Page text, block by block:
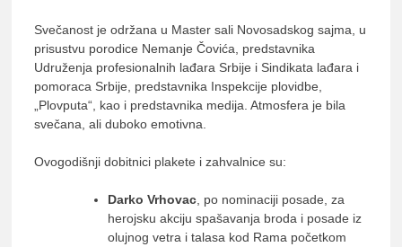
Svečanost je održana u Master sali Novosadskog sajma, u
prisustvu porodice Nemanje Čovića, predstavnika
Udruženja profesionalnih lađara Srbije i Sindikata lađara i
pomoraca Srbije, predstavnika Inspekcije plovidbe,
„Plovputa“, kao i predstavnika medija. Atmosfera je bila
svečana, ali duboko emotivna.
Ovogodišnji dobitnici plakete i zahvalnice su:
Darko Vrhovac , po nominaciji posade, za
herojsku akciju spašavanja broda i posade iz
olujnog vetra i talasa kod Rama početkom